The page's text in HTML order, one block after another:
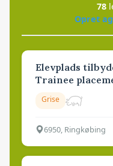
78
Opret
Elevplads
Trainee
Grise
6950, Ringkøbing